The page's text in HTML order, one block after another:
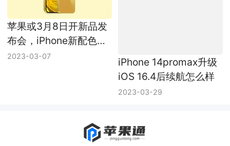
苹果或3月8日开新品发
布会，iPhone新配色成
主角
2023-03-07 2023-03-29
Copyright © pingguotong.com All Rights Reserved
苏ICP备17065848号
邮箱：shoujishucom@126.com